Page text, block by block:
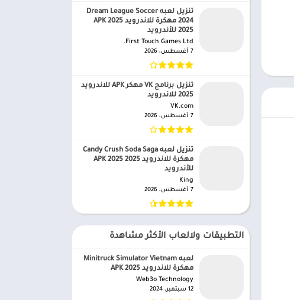
تنزيل لعبه Dream League Soccer
2024 مهكرة للاندرويد APK 2025
2025 للأندرويد
First Touch Games Ltd.‏
7 أغسطس، 2026
تنزيل برنامج VK مهكر APK للاندرويد
2025 للاندرويد
VK.com‏
7 أغسطس، 2026
تنزيل لعبه Candy Crush Soda Saga
مهكرة للاندرويد APK 2025 2025
للأندرويد
King‏
7 أغسطس، 2026
التطبيقات ولالعاب الأكثر مشاهدة
لعبه Minitruck Simulator Vietnam
مهكرة للاندرويد APK 2025
Web3o Technology‏
12 سبتمبر، 2024